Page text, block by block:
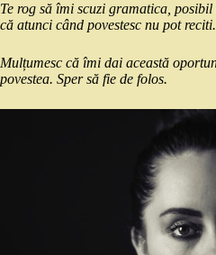
Te rog să îmi scuzi gramatica,
că atunci când povestesc nu pot reciti.
Mulțumesc că îmi dai această
povestea. Sper să fie de folos.